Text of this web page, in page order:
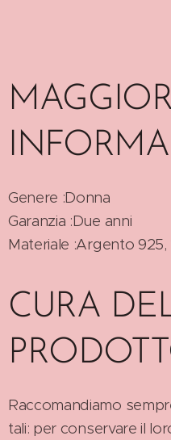
Genere :Donna
Garanzia :Due anni
Materiale :Argento 925,
CURA
Raccomandiamo
tali: per conservare il